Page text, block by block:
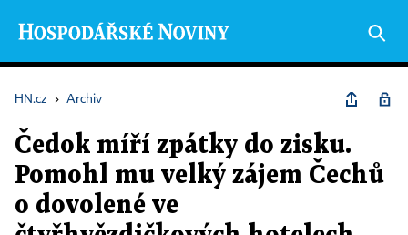
HN.cz › Archiv
Čedok míří zpátky do zisku.
Pomohl mu velký zájem Čechů
o dovolené ve